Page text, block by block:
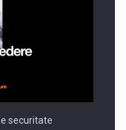
ON THE
securitate